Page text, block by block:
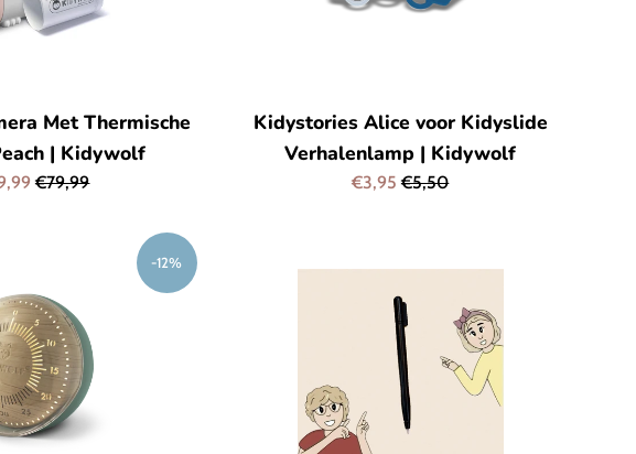
Met Thermische
| Kidywolf
Normale
€79,99
Kidystories Alice voor Kidyslide
Verhalenlamp | Kidywolf
Aanbiedingsprijs
€3,95Normale
€5,50
-12%